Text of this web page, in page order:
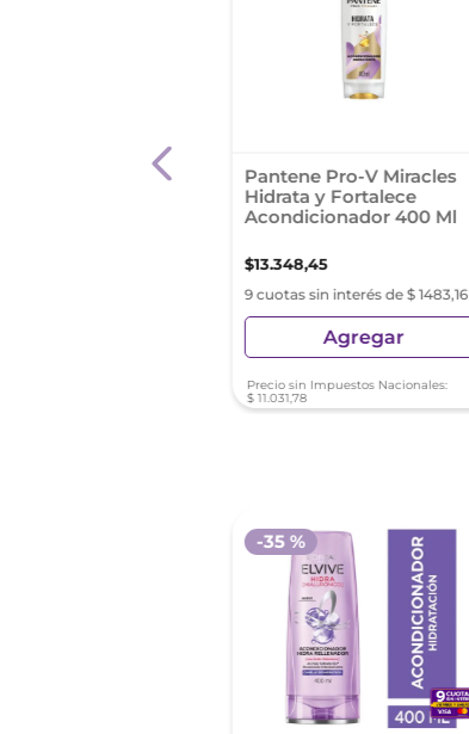
Balsamo Natural
Pantene Pro-V Miracles
Hidrata y Fortalece
Acondicionador 400 Ml
$13.348,45
9 cuotas sin interés de $ 1483,16
Agregar
Precio sin Impuestos Nacionales:
$ 11.031,78
-35 %